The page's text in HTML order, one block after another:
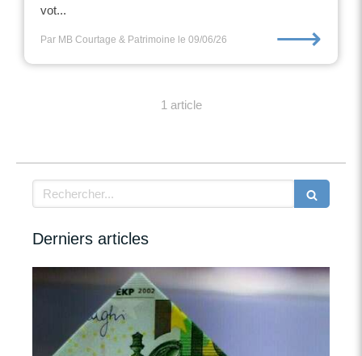
vot...
Par MB Courtage & Patrimoine le 09/06/26 ⟶
1 article
Rechercher
Derniers articles